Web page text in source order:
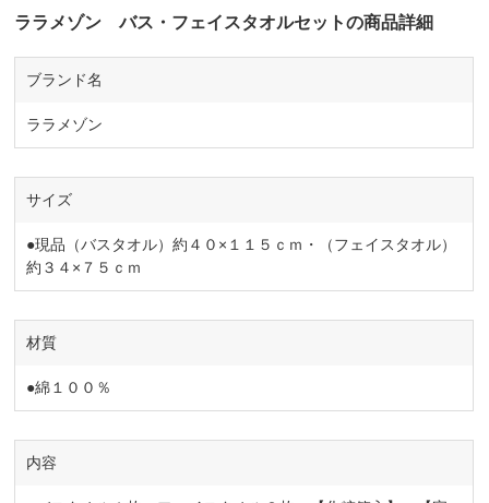
ララメゾン バス・フェイスタオルセットの商品詳細
ブランド名
ララメゾン
サイズ
●現品（バスタオル）約４０×１１５ｃｍ・（フェイスタオル）
約３４×７５ｃｍ
材質
●綿１００％
内容